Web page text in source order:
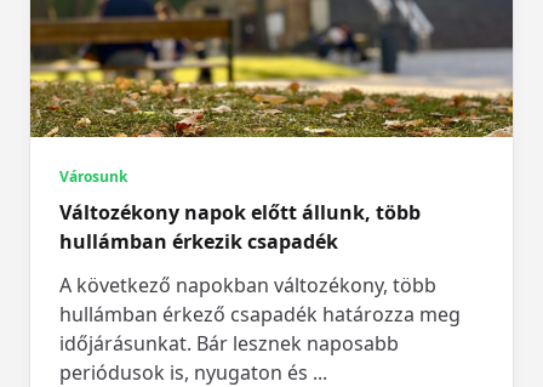
Városunk
Változékony napok előtt állunk, több
hullámban érkezik csapadék
A következő napokban változékony, több
hullámban érkező csapadék határozza meg
időjárásunkat. Bár lesznek naposabb
periódusok is, nyugaton és ...